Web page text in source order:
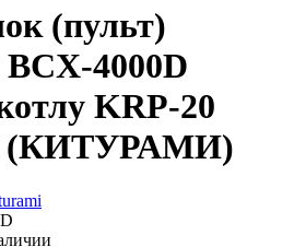
(пульт)
4000D
KRP-20
(КИТУРАМИ)